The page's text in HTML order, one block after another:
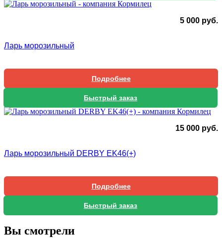
5 000 руб.
Ларь морозильный
Подробнее
Быстрый заказ
15 000 руб.
Ларь морозильный DERBY EK46(+)
Подробнее
Быстрый заказ
Вы смотрели